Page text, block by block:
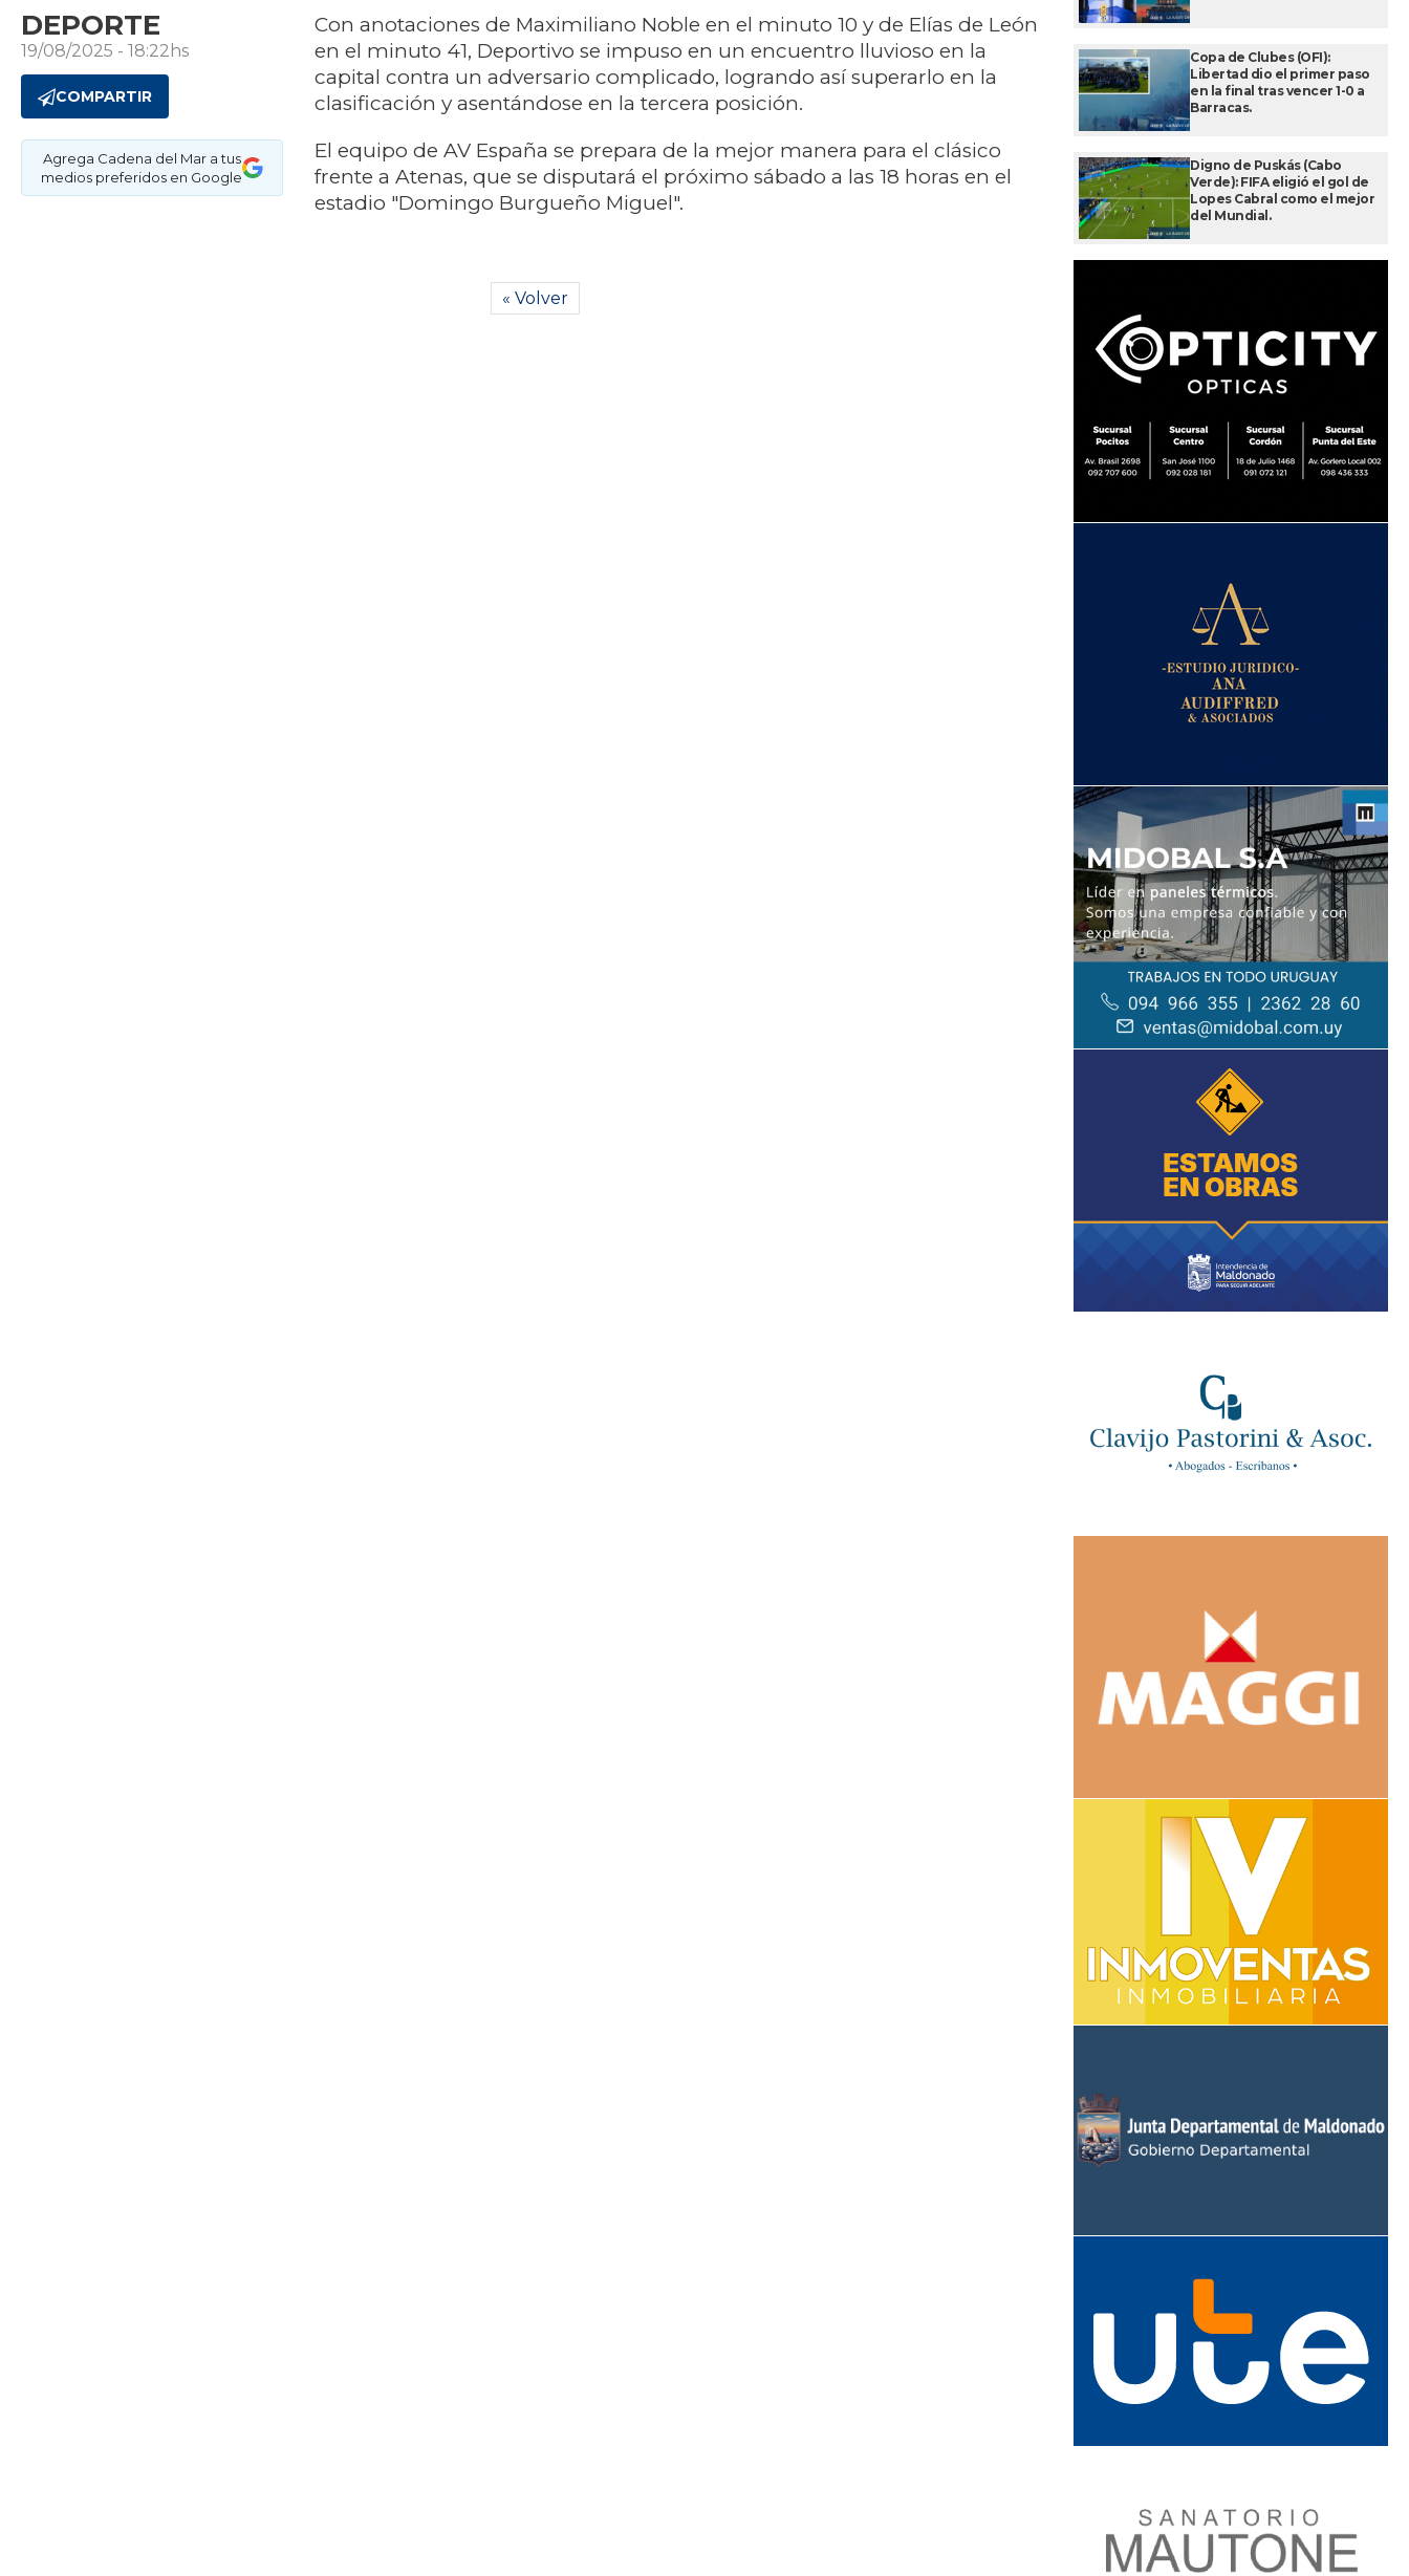
DEPORTE
19/08/2025 - 18:22hs
COMPARTIR
Agrega Cadena del Mar a tus
medios preferidos en Google
Con anotaciones de Maximiliano Noble en el minuto 10 y de Elías de León
en el minuto 41, Deportivo se impuso en un encuentro lluvioso en la
capital contra un adversario complicado, logrando así superarlo en la
clasificación y asentándose en la tercera posición.
El equipo de AV España se prepara de la mejor manera para el clásico
frente a Atenas, que se disputará el próximo sábado a las 18 horas en el
estadio "Domingo Burgueño Miguel".
« Volver
Copa de Clubes (OFI):
Libertad dio el primer paso
en la final tras vencer 1-0 a
Barracas.
Digno de Puskás (Cabo
Verde): FIFA eligió el gol de
Lopes Cabral como el mejor
del Mundial.